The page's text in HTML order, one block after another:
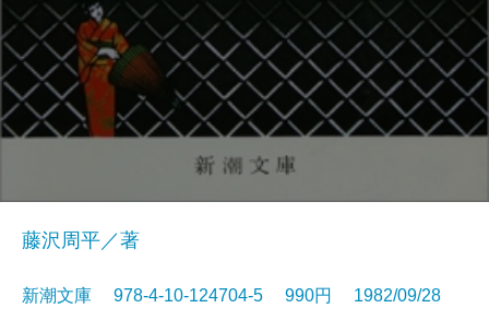
藤沢周平／著
新潮文庫 978-4-10-124704-5 990円 1982/09/28